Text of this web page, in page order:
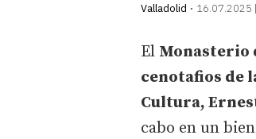
Valladolid
16.07.2025
El Monasterio
cenotafios de
Cultura,
cabo en un